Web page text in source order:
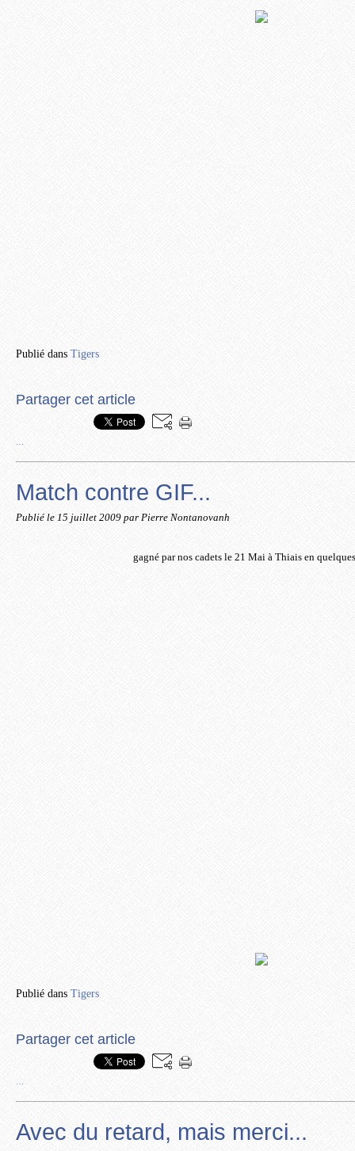
Publié dans Tigers
Partager cet article
Match contre GIF...
Publié le 15 juillet 2009 par Pierre Nontanovanh
gagné par nos cadets le 21 Mai à Thiais en
Publié dans Tigers
Partager cet article
Avec du retard, mais merci...